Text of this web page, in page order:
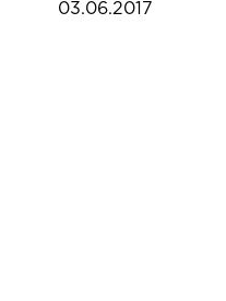
03.06.2017